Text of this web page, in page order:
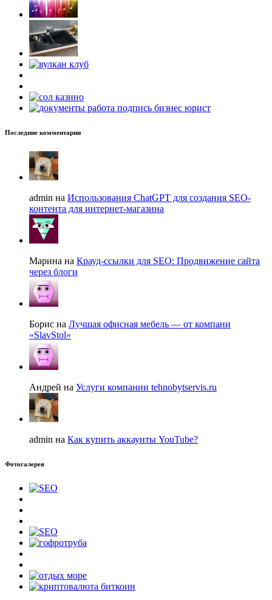
Последние комментарии
admin на Использования ChatGPT для создания SEO-
контента для интернет-магазина
Марина на Крауд-ссылки для SEO: Продвижение сайта
через блоги
Борис на Лучшая офисная мебель — от компани
«SlavStol»
Андрей на Услуги компании tehnobytservis.ru
admin на Как купить аккаунты YouTube?
Фотогалерея